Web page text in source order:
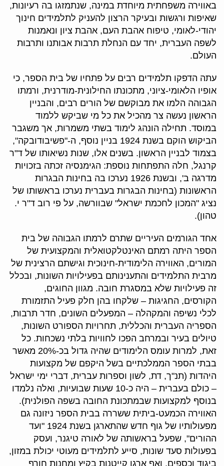
באווירה משפחתית מיוחדת במינה, שנתמזגו בה רעיונות,
שאיפות ורגשות ובעיקר הרצון להעניק לתלמידים חינוך
יהודי-לאומי, טיפוח אהבת העם, אהבת ציון ונאמנות
לשפה העברית, יחד עם הנחלת תרבות אבותנו ותרבות
העולם.
עתה הדפקו תלמידים רבים על פתחיו של בית הספר, כי
אופיו הלאומי-ציוני, מתכונתו החילונית-מודרנית, ורמתו
הגבוהה הלמו את מבוקשם של הורים רבים, והבניין
הראשון נעשה צר מהכיל את כל מי שביקש ללמוד
במוסד. תחילה הונהג לימוד בשתי משמרות, אך משגבר
הביקוש הוקם בשנת 1924 בניין נוסף, ה-"פשיבודובקה",
בצמוד לבניין הראשון. בשנים אלו, שנות נשיאותו של ד"ר
קרנגל, חלה התפתחות נוספת: הגימנסיה זכתה בזכויות
מדרגה ב', ובשנת 1926 נערכו בה בחינות הבגרות
הראשונות (בחינות הבגרות בעברית נערכו בראשותו של
נציג "המכון לחכמת ישראל" שבוורשה, על פי רוב ד"ר י.
טהון).
אחד הגורמים העיריים שתרם לרמתו הגבוהה של בית
הספר היתה רמתם האינטלקטואלית והמקצועית של
המורים, האווירה הלימודית-חינוכית וגישתם הרצינית של
מרבית התלמידים והתענינותם בפעילויות השונות, ובכלל
זה פעילויות שלא במסגרת חובה. מגוון החוגים,
הקורסים, החגיגות – שלקחו בהן חלק פעיל התזמורת
לכלי נשיפה והמקהלה – המפעלים השונים, חדר תרבות,
הספריה העברית והכללית, תחרויות הספורט השונות,
טיולים בעיר ובמרחב הפכו לחוויות בלתי נשכחות. כל
זאת, למרות עומס הלימודים שהיה גדול בכ-20% מאשר
בבתי הספר הממלכתיים בשל היקפם של מקצועות
היהדות (תנ"ך, דת, לשון וספרות עברית, דברי ימי ישראל
– כולם בעברית – היה כ-10 שעות שבועיות, ואלה נלמדו
בנוסף למקצועות שבמתכונת החובה בשפה הפולנית).
האווירה הכמעט-ביתית ששררה בבית הספר ניזונה גם
מפעולותיו של גוף חדש שהתארגן בשנת 1924 "ועד
ההורים", שפעל בראשותה של לאורה טיגנר, ועסק
בפעולות סעד שונות, סייע לתלמידים מעוטי יכולת במזון,
ביגוד וכספים, ואף ארגן קייטנות בקיץ ומחנות חורף